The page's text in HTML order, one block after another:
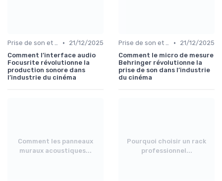
Prise de son et montage •
21/12/2025
Comment l’interface audio
Focusrite révolutionne la
production sonore dans
l’industrie du cinéma
Prise de son et montage •
21/12/2025
Comment le micro de mesure
Behringer révolutionne la
prise de son dans l’industrie
du cinéma
Comment les panneaux
muraux acoustiques...
Pourquoi choisir un rack
professionnel...